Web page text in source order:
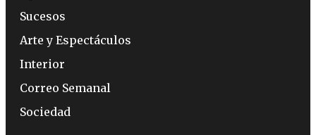
Sucesos
Arte y Espectáculos
Interior
Correo Semanal
Sociedad